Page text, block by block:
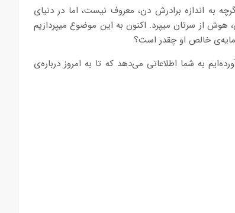
به اندازه برادرش دن، معروف نیست، اما در دنیای
از سرتان میپرد. اکنون به این موضوع میپردازیم
خالص او چقدر است؟
به شما اطلاعاتی می‌دهد که تا به امروز درباره‌ی